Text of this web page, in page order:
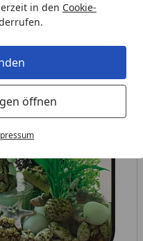
in den Cookie-
öffnen